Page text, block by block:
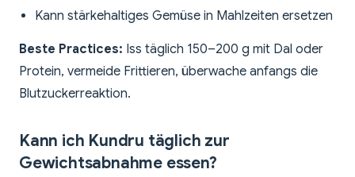
Kann stärkehaltiges Gemüse in Mahlzeiten ersetzen
Beste Practices: Iss täglich 150–200 g mit Dal oder
Protein, vermeide Frittieren, überwache anfangs die
Blutzuckerreaktion.
Kann ich Kundru täglich zur
Gewichtsabnahme essen?